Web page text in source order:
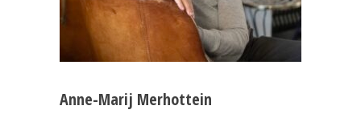
Anne-Marij Merhottein